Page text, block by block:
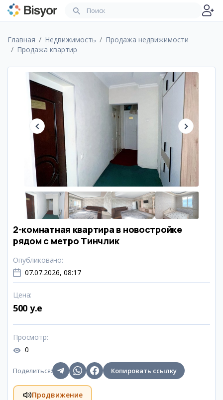
Главная Недвижимость
Продажа недвижимости
Продажа квартир
2-комнатная квартира в новостройке
рядом с метро Тинчлик
Опубликовано:
07.07.2026, 08:17
Цена:
500 y.e
Просмотр:
0
Поделиться: Копировать ссылку
Продвижение